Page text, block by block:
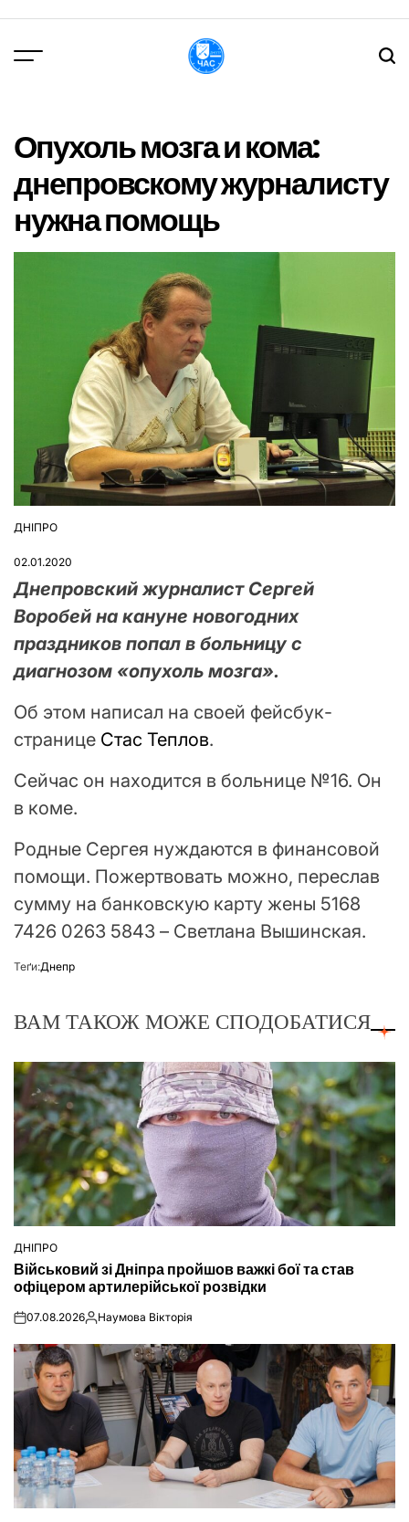
вмісту
Опухоль мозга и кома:
днепровскому журналисту
нужна помощь
ОПУБЛІКУВАТИ
ДНІПРО
02.01.2020
Днепровский журналист Сергей
Воробей на кануне новогодних
праздников попал в больницу с
диагнозом «опухоль мозга».
Об этом написал на своей фейсбук-
странице Стас Теплов.
Сейчас он находится в больнице №16. Он
в коме.
Родные Сергея нуждаются в финансовой
помощи. Пожертвовать можно, переслав
сумму на банковскую карту жены 5168
7426 0263 5843 – Светлана Вышинская.
Теґи:Днепр
ВАМ ТАКОЖ МОЖЕ СПОДОБАТИСЯ
ОПУБЛІКУВАТИ
У
ДНІПРО
Військовий зі Дніпра пройшов важкі бої та став
офіцером артилерійської розвідки
on07.08.2026Опубліковано
Наумова Вікторія